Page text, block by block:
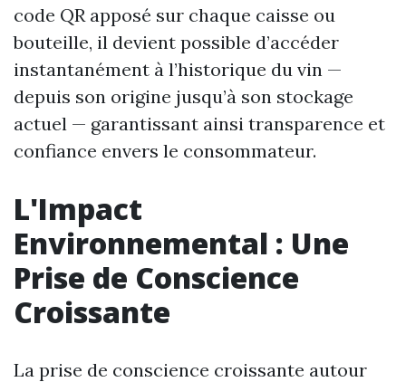
code QR apposé sur chaque caisse ou
bouteille, il devient possible d’accéder
instantanément à l’historique du vin —
depuis son origine jusqu’à son stockage
actuel — garantissant ainsi transparence et
confiance envers le consommateur.
L'Impact
Environnemental : Une
Prise de Conscience
Croissante
La prise de conscience croissante autour